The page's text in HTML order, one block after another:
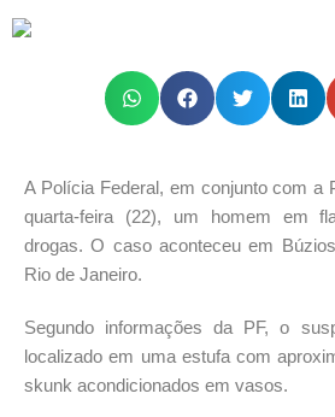
A Polícia Federal, em conjunto com a
quarta-feira (22), um homem em
drogas. O caso aconteceu em
Rio de Janeiro.
Segundo informações da PF, o
localizado em uma estufa com
skunk acondicionados em vasos.